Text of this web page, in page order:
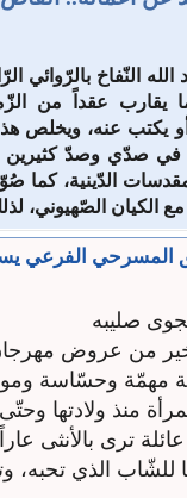
النّفاخ بالرّوائي
عقداً من
يكتب عنه، ويخلص
في صدّي وصدّ كثيرين
الدّينية، كما
مع الكيان الصّهيوني،
المسرحي الفرعي
صليبه
من عروض
مهمّة وحسّاسة
منذ ولادتها
ترى بالأنثى
للشّاب الذي تحبه،